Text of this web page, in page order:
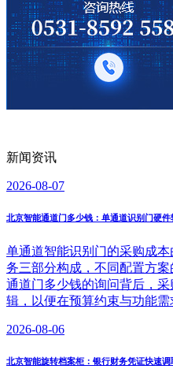
新闻资讯
2026-08-07
北京智能通道门多少钱：单通道识别门硬件
单通道智能识别门的采购成
务三部分构成，不同配置方
通道门多少钱的询问背后，
辑，以便在预算约束与功能需
2026-08-06
北京智能旋转档案柜：银行财务凭证快速调